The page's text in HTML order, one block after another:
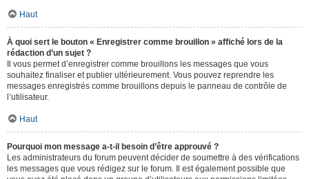
Haut
À quoi sert le bouton « Enregistrer comme brouillon » affiché lors de la
rédaction d’un sujet ?
Il vous permet d’enregistrer comme brouillons les messages que vous
souhaitez finaliser et publier ultérieurement. Vous pouvez reprendre les
messages enregistrés comme brouillons depuis le panneau de contrôle de
l’utilisateur.
Haut
Pourquoi mon message a-t-il besoin d’être approuvé ?
Les administrateurs du forum peuvent décider de soumettre à des vérifications
les messages que vous rédigez sur le forum. Il est également possible que